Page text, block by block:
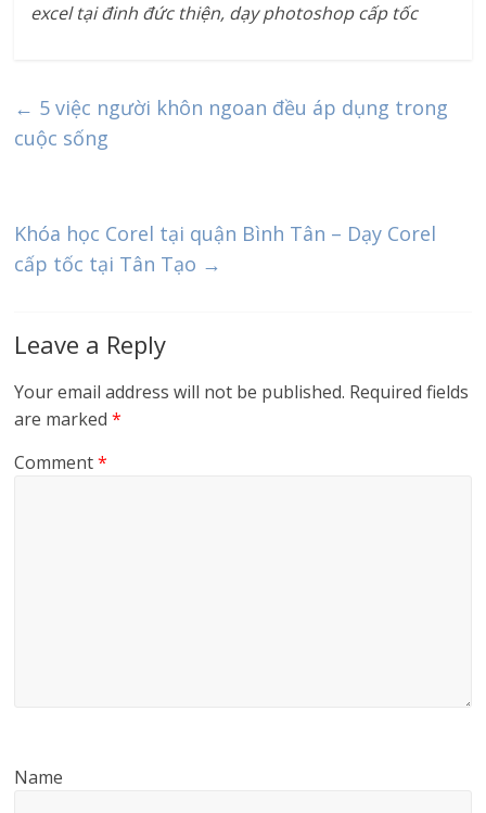
excel tại đinh đức thiện, dạy photoshop cấp tốc
← 5 việc người khôn ngoan đều áp dụng trong
cuộc sống
Khóa học Corel tại quận Bình Tân – Dạy Corel
cấp tốc tại Tân Tạo →
Leave a Reply
Your email address will not be published. Required fields
are marked*
Comment*
Name